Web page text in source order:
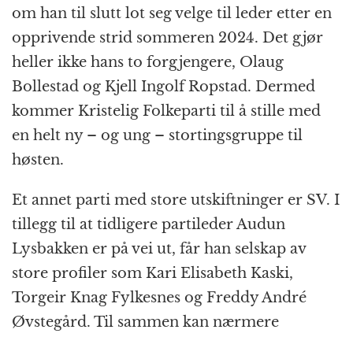
om han til slutt lot seg velge til leder etter en
opprivende strid sommeren 2024. Det gjør
heller ikke hans to forgjengere, Olaug
Bollestad og Kjell Ingolf Ropstad. Dermed
kommer Kristelig Folkeparti til å stille med
en helt ny – og ung – stortingsgruppe til
høsten.
Et annet parti med store utskiftninger er SV. I
tillegg til at tidligere partileder Audun
Lysbakken er på vei ut, får han selskap av
store profiler som Kari Elisabeth Kaski,
Torgeir Knag Fylkesnes og Freddy André
Øvstegård. Til sammen kan nærmere